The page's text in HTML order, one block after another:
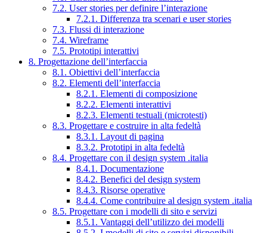
7.2. User stories per definire l’interazione
7.2.1. Differenza tra scenari e user stories
7.3. Flussi di interazione
7.4. Wireframe
7.5. Prototipi interattivi
8. Progettazione dell’interfaccia
8.1. Obiettivi dell’interfaccia
8.2. Elementi dell’interfaccia
8.2.1. Elementi di composizione
8.2.2. Elementi interattivi
8.2.3. Elementi testuali (microtesti)
8.3. Progettare e costruire in alta fedeltà
8.3.1. Layout di pagina
8.3.2. Prototipi in alta fedeltà
8.4. Progettare con il design system .italia
8.4.1. Documentazione
8.4.2. Benefici del design system
8.4.3. Risorse operative
8.4.4. Come contribuire al design system .italia
8.5. Progettare con i modelli di sito e servizi
8.5.1. Vantaggi dell’utilizzo dei modelli